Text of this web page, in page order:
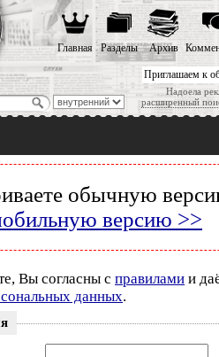
Приглашаем к
Надоела
расширенный
Главная Разделы Архив
обычную
версию >>
Вы согласны с правилами и
данных.